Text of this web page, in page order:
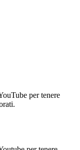
per tenere